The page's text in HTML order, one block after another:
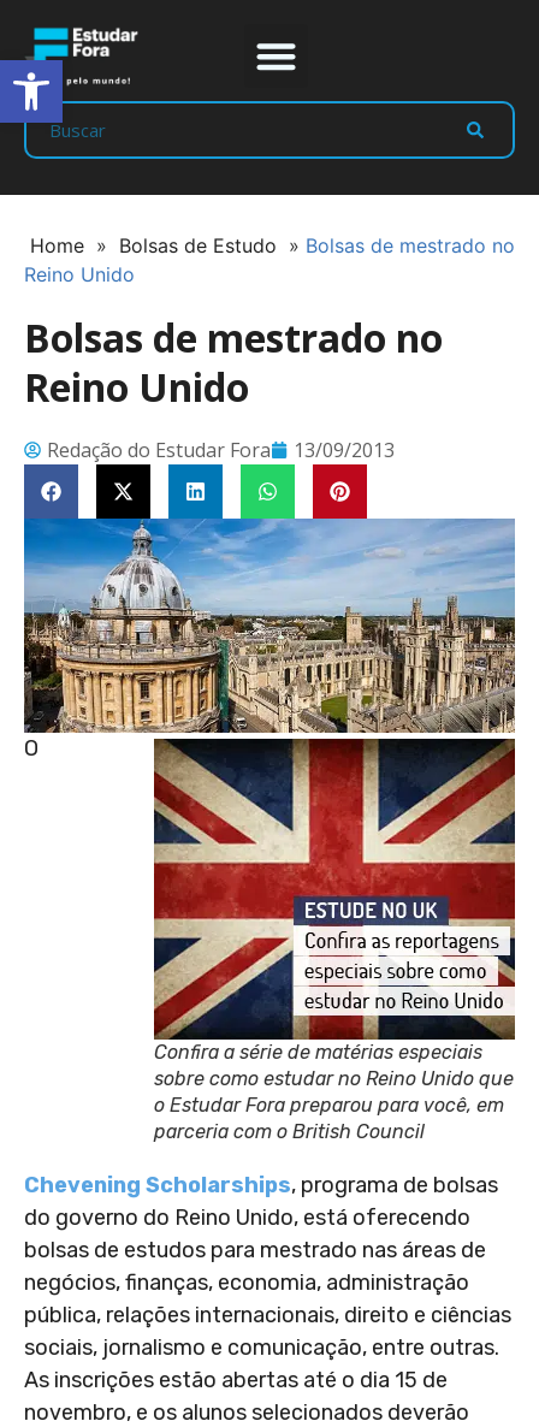
Home » Bolsas de Estudo » Bolsas de mestrado no
Reino Unido
Bolsas de mestrado no
Reino Unido
Redação do Estudar Fora 13/09/2013
Confira a série de matérias especiais
sobre como estudar no Reino Unido que
o Estudar Fora preparou para você, em
parceria com o British Council
O
Chevening Scholarships, programa de bolsas
do governo do Reino Unido, está oferecendo
bolsas de estudos para mestrado nas áreas de
negócios, finanças, economia, administração
pública, relações internacionais, direito e ciências
sociais, jornalismo e comunicação, entre outras.
As inscrições estão abertas até o dia 15 de
novembro, e os alunos selecionados deverão
Abrir a barra de ferramentas